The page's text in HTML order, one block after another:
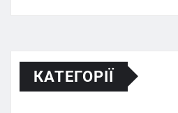
КАТЕГОРІЇ